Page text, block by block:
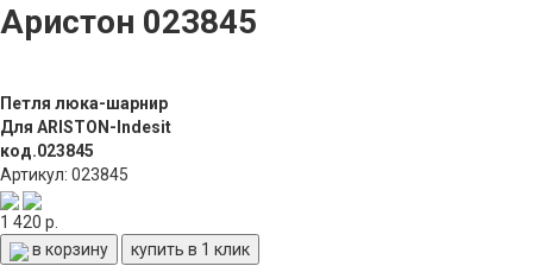
Аристон 023845
Петля люка-шарнир
Для ARISTON-Indesit
код.023845
Артикул: 023845
1 420 р.
в корзину
купить в 1 клик